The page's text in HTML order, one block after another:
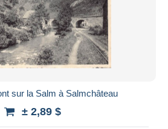
sur la Salm à Salmchâteau
± 2,89 $